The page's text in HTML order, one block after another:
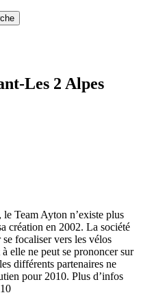
Les 2 Alpes
Team Ayton n’existe plus
création en 2002. La société
focaliser vers les vélos
elle ne peut se prononcer sur
différents partenaires ne
pour 2010. Plus d’infos